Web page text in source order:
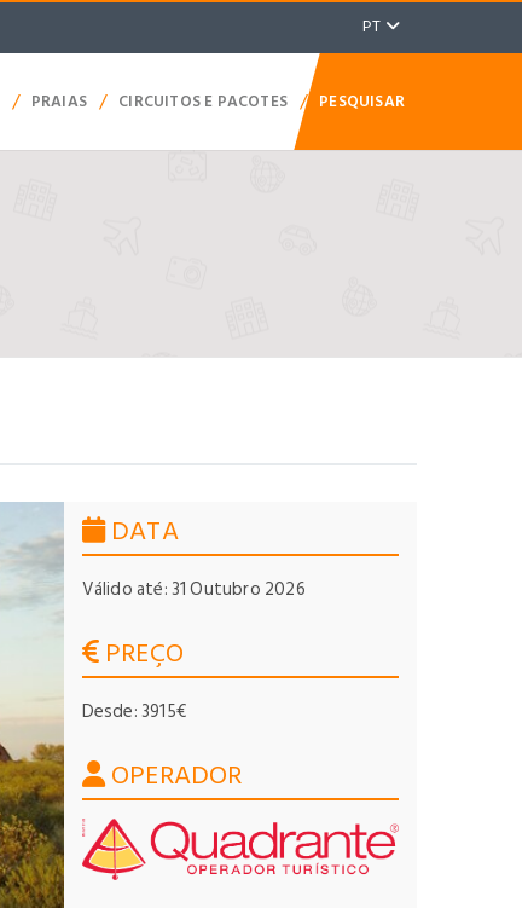
PT
/ PRAIAS / CIRCUITOS E PACOTES / PESQUISAR
DATA
Válido até: 31 Outubro 2026
PREÇO
Desde: 3915€
OPERADOR